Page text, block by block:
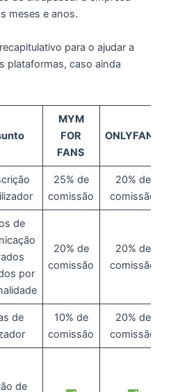
meses e anos.
para o ajudar a
plataformas, caso ainda
MYM
FOR
FANS
ONLYFANS
25% de
comissão
20% de
comissão
de
por
20% de
comissão
20% de
comissão
de
10% de
comissão
20% de
comissão
de